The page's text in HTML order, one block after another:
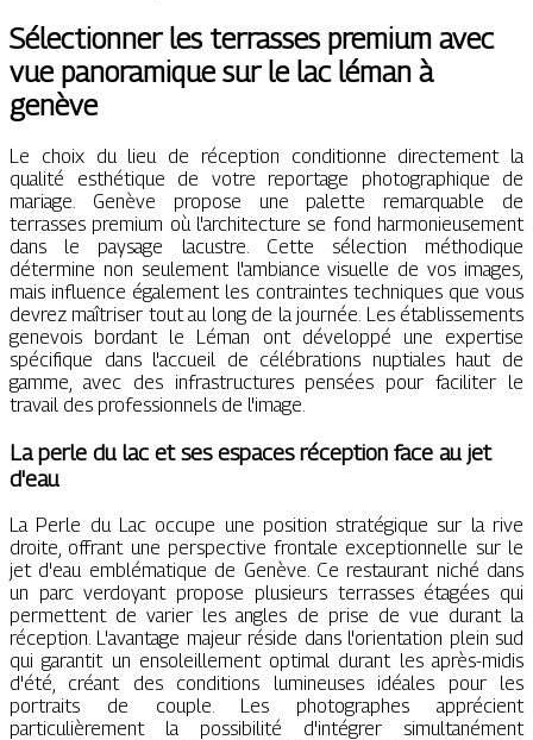
Sélectionner les terrasses premium avec
vue panoramique sur le lac léman à
genève
Le choix du lieu de réception conditionne directement la
qualité esthétique de votre reportage photographique de
mariage. Genève propose une palette remarquable de
terrasses premium où l'architecture se fond harmonieusement
dans le paysage lacustre. Cette sélection méthodique
détermine non seulement l'ambiance visuelle de vos images,
mais influence également les contraintes techniques que vous
devrez maîtriser tout au long de la journée. Les établissements
genevois bordant le Léman ont développé une expertise
spécifique dans l'accueil de célébrations nuptiales haut de
gamme, avec des infrastructures pensées pour faciliter le
travail des professionnels de l'image.
La perle du lac et ses espaces réception face au jet
d'eau
La Perle du Lac occupe une position stratégique sur la rive
droite, offrant une perspective frontale exceptionnelle sur le
jet d'eau emblématique de Genève. Ce restaurant niché dans
un parc verdoyant propose plusieurs terrasses étagées qui
permettent de varier les angles de prise de vue durant la
réception. L'avantage majeur réside dans l'orientation plein sud
qui garantit un ensoleillement optimal durant les après-midis
d'été, créant des conditions lumineuses idéales pour les
portraits de couple. Les photographes apprécient
particulièrement la possibilité d'intégrer simultanément